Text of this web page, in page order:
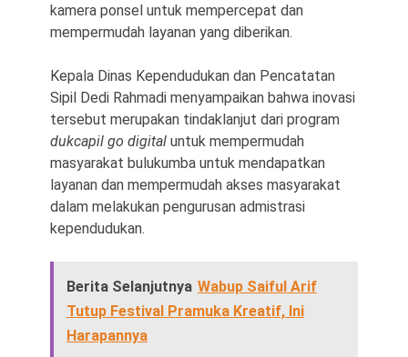
kamera ponsel untuk mempercepat dan
mempermudah layanan yang diberikan.
Kepala Dinas Kependudukan dan Pencatatan
Sipil Dedi Rahmadi menyampaikan bahwa inovasi
tersebut merupakan tindaklanjut dari program
dukcapil go digital untuk mempermudah
masyarakat bulukumba untuk mendapatkan
layanan dan mempermudah akses masyarakat
dalam melakukan pengurusan admistrasi
kependudukan.
Berita Selanjutnya Wabup Saiful Arif
Tutup Festival Pramuka Kreatif, Ini
Harapannya